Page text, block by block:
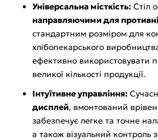
Універсальна місткість: Стіл
направляючими для
стандартним розміром для
хлібопекарського
ефективно використовувати
великої кількості продукції.
Інтуїтивне управління:
дисплей, вмонтований
забезпечує легке та точне
а також візуальний контроль